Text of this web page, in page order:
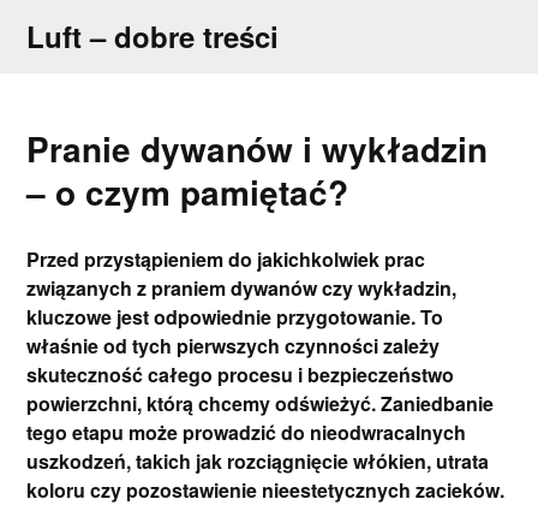
Luft – dobre treści
Pranie dywanów i wykładzin
– o czym pamiętać?
Przed przystąpieniem do jakichkolwiek prac
związanych z praniem dywanów czy wykładzin,
kluczowe jest odpowiednie przygotowanie. To
właśnie od tych pierwszych czynności zależy
skuteczność całego procesu i bezpieczeństwo
powierzchni, którą chcemy odświeżyć. Zaniedbanie
tego etapu może prowadzić do nieodwracalnych
uszkodzeń, takich jak rozciągnięcie włókien, utrata
koloru czy pozostawienie nieestetycznych zacieków.